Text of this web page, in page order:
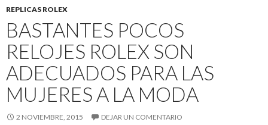
REPLICAS ROLEX
BASTANTES POCOS
RELOJES ROLEX SON
ADECUADOS PARA LAS
MUJERES A LA MODA
2 NOVIEMBRE, 2015 DEJAR UN COMENTARIO